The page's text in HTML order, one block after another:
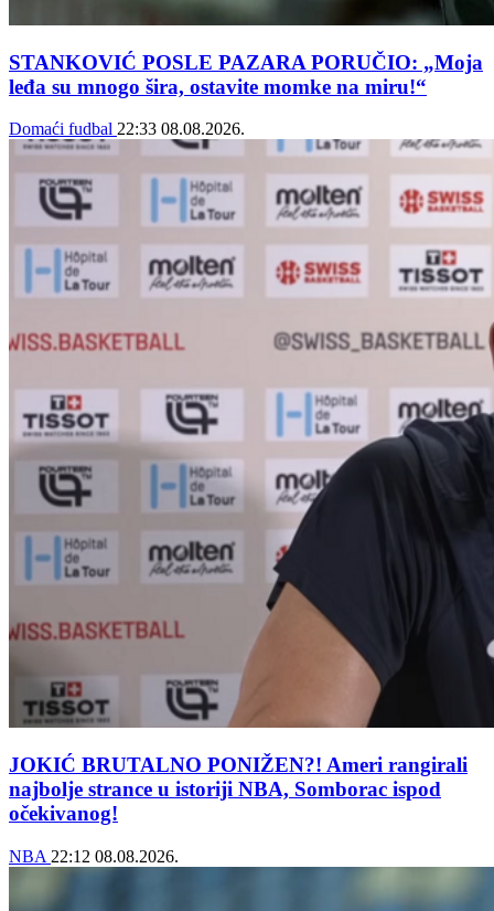
STANKOVIĆ POSLE PAZARA PORUČIO: „Moja
leđa su mnogo šira, ostavite momke na miru!“
Domaći fudbal 22:33 08.08.2026.
JOKIĆ BRUTALNO PONIŽEN?! Ameri rangirali
najbolje strance u istoriji NBA, Somborac ispod
očekivanog!
NBA 22:12 08.08.2026.